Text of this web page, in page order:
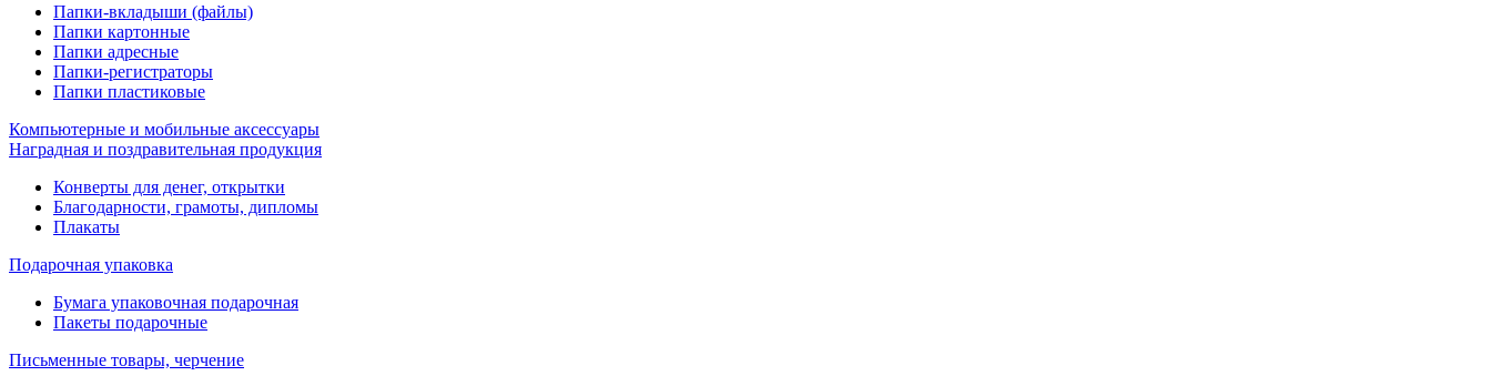
Папки-вкладыши (файлы)
Папки картонные
Папки адресные
Папки-регистраторы
Папки пластиковые
Компьютерные и мобильные аксессуары
Наградная и поздравительная продукция
Конверты для денег, открытки
Благодарности, грамоты, дипломы
Плакаты
Подарочная упаковка
Бумага упаковочная подарочная
Пакеты подарочные
Письменные товары, черчение